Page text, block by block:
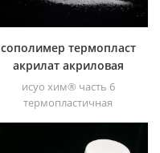
сополимер термопласт
акрилат акриловая
смола
исуо хим® часть 6
термопластичная